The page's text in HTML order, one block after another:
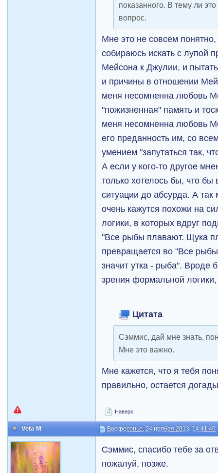
показанного. В тему ли
вопрос.
Мне это не совсем
собираюсь искать с лупой
Мейсона к Джулии, и
и причины в отношении
меня несомненна любовь
"пожизненная" память и
меня несомненна любовь
его преданность им, со
умением "запутаться так,
А если у кого-то другое
только хотелось бы, что
ситуации до абсурда. А
очень кажутся похожи на
логики, в которых вдруг
"Все рыбы плавают. Щука
превращается во "Все
значит утка - рыба". Вроде
зрения формальной
Цитата
Сэммис, дай мне знать,
Мне это важно.
Мне кажется, что я тебя
правильно, остается
Наверх
Veta M Воскресенье, 24 ноября 2013, 14:41:40
Сэммис, спасибо тебе за
пожалуй, позже.